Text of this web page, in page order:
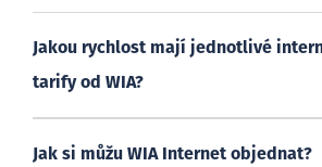
Jakou rychlost mají jednotlivé
tarify od WIA?
Jak si můžu WIA Internet objednat?